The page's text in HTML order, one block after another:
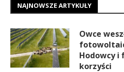
NAJNOWSZE ARTYKUŁY
Owce
Hodowcy i
korzyści